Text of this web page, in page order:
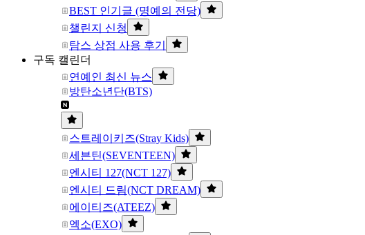
BEST 인기글 (명예의 전당)
챌린지 신청
탐스 상점 사용 후기
구독 캘린더
연예인 최신 뉴스
방탄소년단(BTS)
스트레이키즈(Stray Kids)
세븐틴(SEVENTEEN)
엔시티 127(NCT 127)
엔시티 드림(NCT DREAM)
에이티즈(ATEEZ)
엑소(EXO)